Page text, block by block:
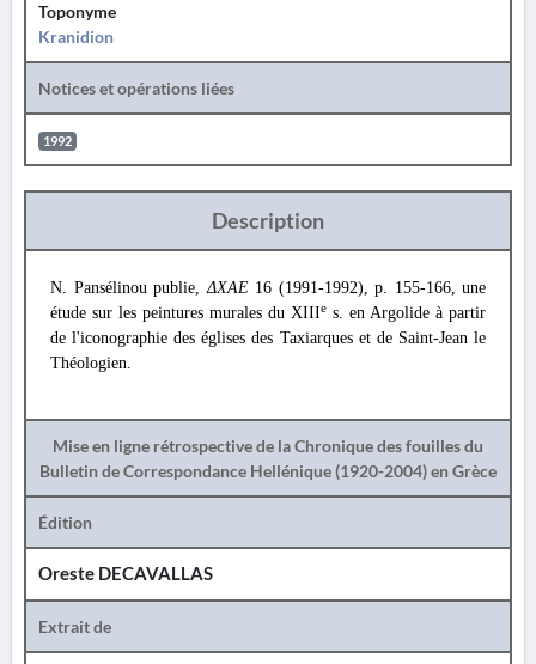
Toponyme
Kranidion
Notices et opérations liées
1992
Description
N. Pansélinou publie,ΔΧΑΕ16 (1991-1992), p. 155-166, une
étude sur les peintures murales du XIIIe s. en Argolide à partir
de l'iconographie des églises des Taxiarques et de Saint-Jean le
Théologien.
Mise en ligne rétrospective de la Chronique des fouilles du
Bulletin de Correspondance Hellénique (1920-2004) en Grèce
Édition
Oreste DECAVALLAS
Extrait de